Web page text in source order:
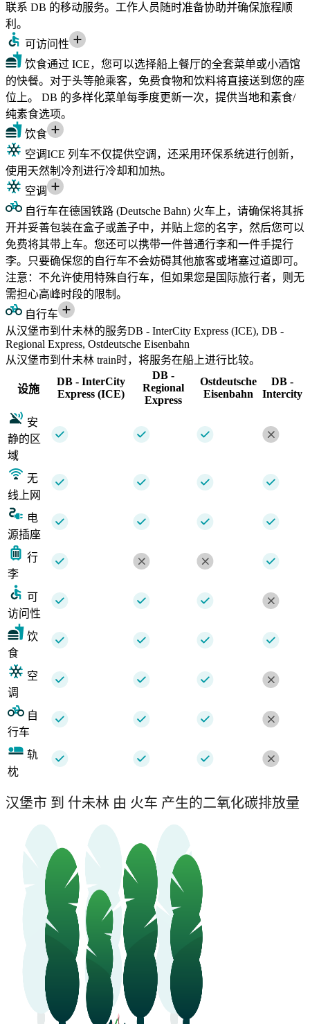
联系 DB 的移动服务。工作人员随时准备协助并确保旅程顺
利。
可访问性
饮食通过 ICE，您可以选择船上餐厅的全套菜单或小酒馆
的快餐。对于头等舱乘客，免费食物和饮料将直接送到您的座
位上。 DB 的多样化菜单每季度更新一次，提供当地和素食/
纯素食选项。
饮食
空调ICE 列车不仅提供空调，还采用环保系统进行创新，
使用天然制冷剂进行冷却和加热。
空调
自行车在德国铁路 (Deutsche Bahn) 火车上，请确保将其拆
开并妥善包装在盒子或盖子中，并贴上您的名字，然后您可以
免费将其带上车。您还可以携带一件普通行李和一件手提行
李。只要确保您的自行车不会妨碍其他旅客或堵塞过道即可。
注意：不允许使用特殊自行车，但如果您是国际旅行者，则无
需担心高峰时段的限制。
自行车
从汉堡市到什未林的服务DB - InterCity Express (ICE), DB -
Regional Express, Ostdeutsche Eisenbahn
从汉堡市到什未林 train时，将服务在船上进行比较。
设施
DB - InterCity
Express (ICE)
DB -
Regional
Express
Ostdeutsche
Eisenbahn
DB -
Intercity
安
静的区
域
无
线上网
电
源插座
行
李
可
访问性
饮
食
空
调
自
行车
轨
枕
汉堡市 到 什未林 由 火车 产生的二氧化碳排放量